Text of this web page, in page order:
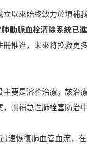
以來始終致力於填補
動脈血栓清除系統已進
推進，未來將挽救更多
要是溶栓治療。該治
彌補急性肺栓塞防治中
速恢復肺血管血流，